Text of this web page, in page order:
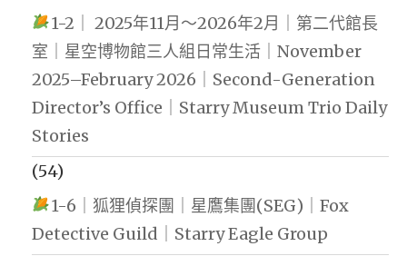
1-2｜ 2025年11月～2026年2月｜第二代館長
室｜星空博物館三人組日常生活｜November
2025–February 2026｜Second-Generation
Director’s Office｜Starry Museum Trio Daily
Stories
(54)
1-6｜狐狸偵探團｜星鷹集團(SEG)｜Fox
Detective Guild｜Starry Eagle Group